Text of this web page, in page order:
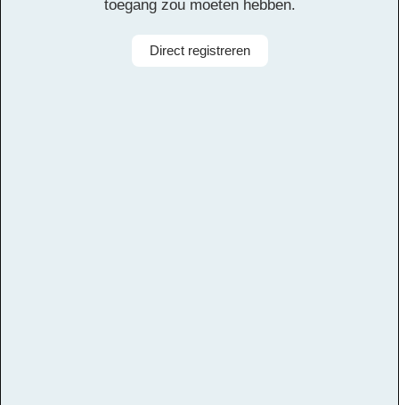
toegang zou moeten hebben.
Direct registreren
Alle rechten voorbehouden
Dirk Kokx